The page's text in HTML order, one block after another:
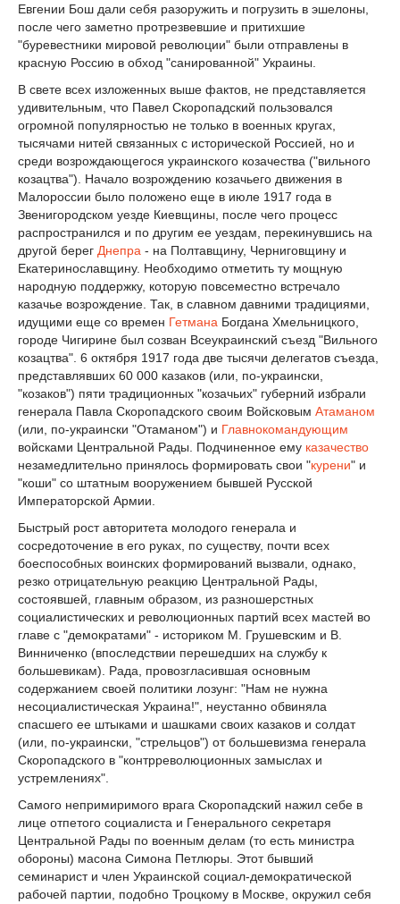
Евгении Бош дали себя разоружить и погрузить в эшелоны,
после чего заметно протрезвевшие и притихшие
"буревестники мировой революции" были отправлены в
красную Россию в обход "санированной" Украины.
В свете всех изложенных выше фактов, не представляется
удивительным, что Павел Скоропадский пользовался
огромной популярностью не только в военных кругах,
тысячами нитей связанных с исторической Россией, но и
среди возрождающегося украинского козачества ("вильного
козацтва"). Начало возрождению козачьего движения в
Малороссии было положено еще в июле 1917 года в
Звенигородском уезде Киевщины, после чего процесс
распространился и по другим ее уездам, перекинувшись на
другой берег Днепра - на Полтавщину, Черниговщину и
Екатеринославщину. Необходимо отметить ту мощную
народную поддержку, которую повсеместно встречало
казачье возрождение. Так, в славном давними традициями,
идущими еще со времен Гетмана Богдана Хмельницкого,
городе Чигирине был созван Всеукраинский съезд "Вильного
козацтва". 6 октября 1917 года две тысячи делегатов съезда,
представлявших 60 000 казаков (или, по-украински,
"козаков") пяти традиционных "козачьих" губерний избрали
генерала Павла Скоропадского своим Войсковым Атаманом
(или, по-украински "Отаманом") и Главнокомандующим
войсками Центральной Рады. Подчиненное ему казачество
незамедлительно принялось формировать свои "курени" и
"коши" со штатным вооружением бывшей Русской
Императорской Армии.
Быстрый рост авторитета молодого генерала и
сосредоточение в его руках, по существу, почти всех
боеспособных воинских формирований вызвали, однако,
резко отрицательную реакцию Центральной Рады,
состоявшей, главным образом, из разношерстных
социалистических и революционных партий всех мастей во
главе с "демократами" - историком М. Грушевским и В.
Винниченко (впоследствии перешедших на службу к
большевикам). Рада, провозгласившая основным
содержанием своей политики лозунг: "Нам не нужна
несоциалистическая Украина!", неустанно обвиняла
спасшего ее штыками и шашками своих казаков и солдат
(или, по-украински, "стрельцов") от большевизма генерала
Скоропадского в "контрреволюционных замыслах и
устремлениях".
Самого непримиримого врага Скоропадский нажил себе в
лице отпетого социалиста и Генерального секретаря
Центральной Рады по военным делам (то есть министра
обороны) масона Симона Петлюры. Этот бывший
семинарист и член Украинской социал-демократической
рабочей партии, подобно Троцкому в Москве, окружил себя